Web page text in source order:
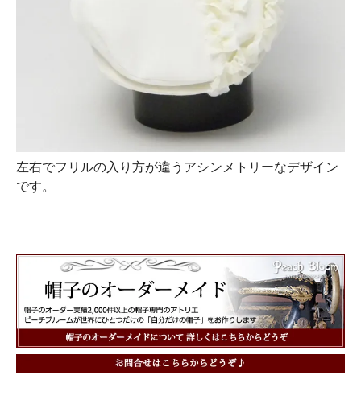
左右でフリルの入り方が違うアシンメトリーなデザイン
です。